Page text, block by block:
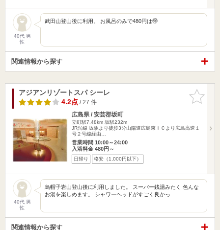
40代 男
性
武田山登山後に利用。 お風呂のみで480円は🉐
関連情報から探す
お気に入
りに追加
アジアンリゾートスパ シーレ
4.2点/ 27 件
広島県 / 安芸郡坂町
立町駅7.48km 坂駅232m
JR呉線 坂駅より徒歩3分山陽道広島東ＩＣより広島高速１
号２号線経由…
営業時間 10:00～24:00
入浴料金 480円～
日帰り 格安（1,000円以下）
40代 男
性
烏帽子岩山登山後に利用しました。 スーパー銭湯みたく 色んな
お湯を楽しめます。 シャワーヘッドがすごく良かっ…
関連情報から探す